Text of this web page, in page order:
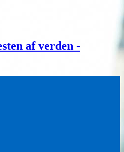
af verden -